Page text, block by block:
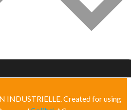
Created for using